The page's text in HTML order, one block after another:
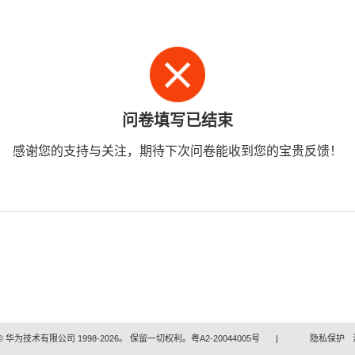
问卷填写已结束
感谢您的支持与关注，期待下次问卷能收到您的宝贵反馈！
华为技术有限公司 1998-2026。 保留一切权利。粤A2-20044005号 | 隐私保护